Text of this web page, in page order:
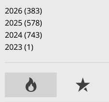
2026 (383)
2025 (578)
2024 (743)
2023 (1)
P
o
R
e